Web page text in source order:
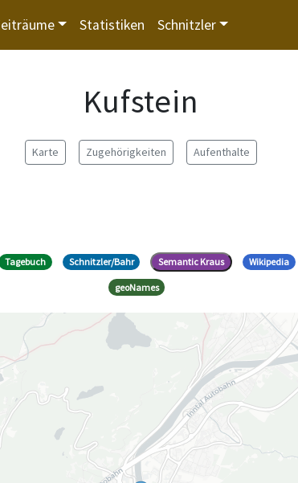
Statistiken Schnitzler
Kufstein
Karte Zugehörigkeiten Aufenthalte
Tagebuch Schnitzler/Bahr Semantic Kraus Wikipedia
geoNames